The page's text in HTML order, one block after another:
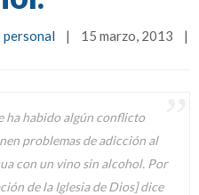
| 15 marzo, 2013 |
ha habido algún conflicto
problemas de adicción al
con un vino sin alcohol. Por
de la Iglesia de Dios] dice